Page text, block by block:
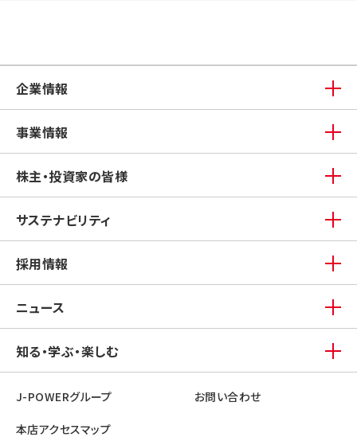
企業情報
事業情報
株主・投資家の皆様
サステナビリティ
採用情報
ニュース
知る・学ぶ・楽しむ
J-POWERグループ お問い合わせ
本店アクセスマップ